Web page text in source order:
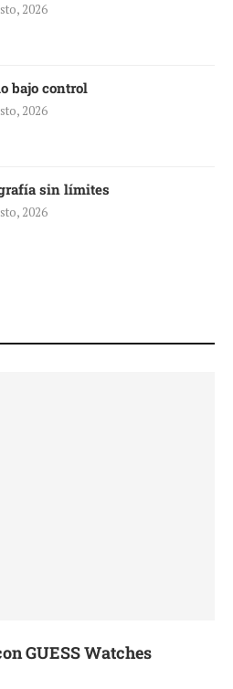
2026
bajo control
2026
sin límites
2026
GUESS Watches